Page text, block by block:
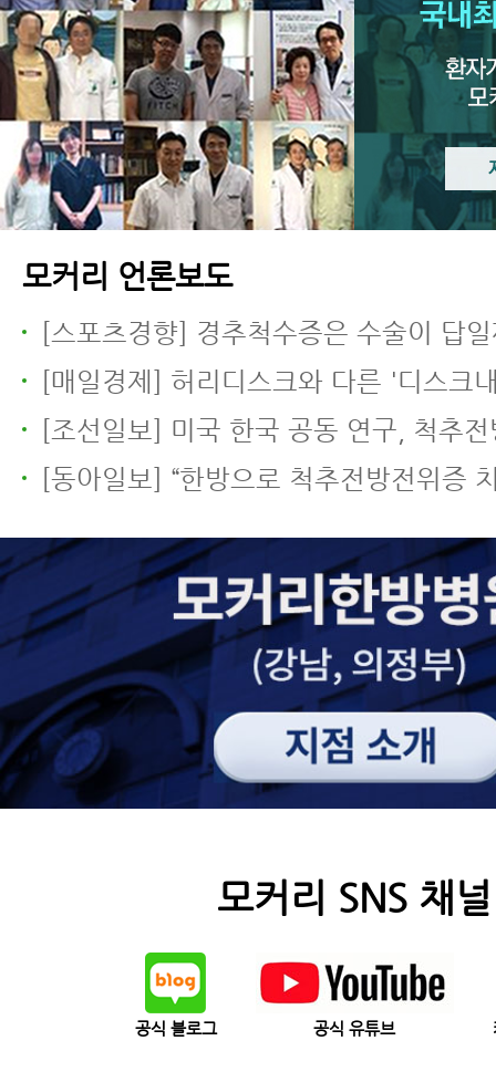
모커리 언론보도
[스포츠경향] 경추척수증은 수술이 답
[매일경제] 허리디스크와 다른 '디스크내장증' 무리한 운동
[조선일보] 미국 한국 공동 연구, 척추전방전위증에 한방 근육
[동아일보] “한방으로 척추전방전위증 치료… 신경 주사
모커리 SNS 채널
공식 블로그 공식 유튜브